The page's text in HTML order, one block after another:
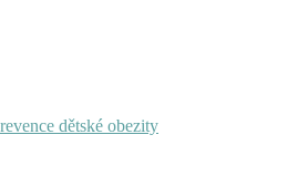
dětské obezity